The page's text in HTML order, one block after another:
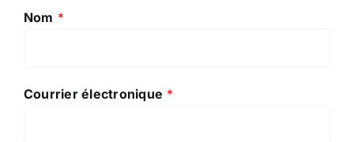
Nom *
Courrier électronique *